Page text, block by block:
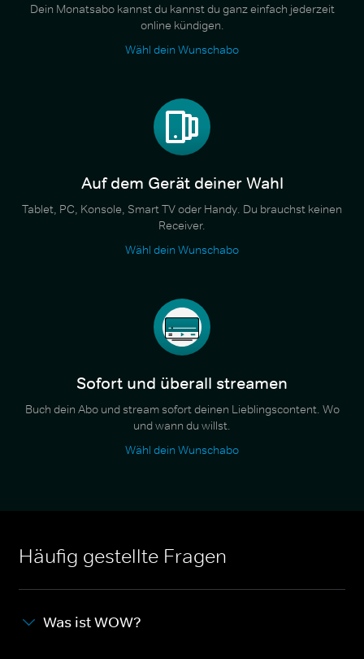
Dein Monatsabo kannst du kannst du ganz einfach jederzeit
online kündigen.
Wähl dein Wunschabo
Auf dem Gerät deiner Wahl
Tablet, PC, Konsole, Smart TV oder Handy. Du brauchst keinen
Receiver.
Wähl dein Wunschabo
Sofort und überall streamen
Buch dein Abo und stream sofort deinen Lieblingscontent. Wo
und wann du willst.
Wähl dein Wunschabo
Häufig gestellte Fragen
Was ist WOW?